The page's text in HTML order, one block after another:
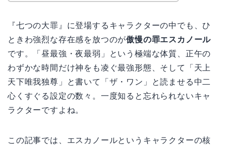
『七つの大罪』に登場するキャラクターの中でも、ひ
ときわ強烈な存在感を放つのが傲慢の罪エスカノール
です。「昼最強・夜最弱」という極端な体質、正午の
わずかな時間だけ神をも凌ぐ最強形態、そして「天上
天下唯我独尊」と書いて「ザ・ワン」と読ませる中二
心くすぐる設定の数々。一度知ると忘れられないキャ
ラクターですよね。
この記事では、エスカノールというキャラクターの核